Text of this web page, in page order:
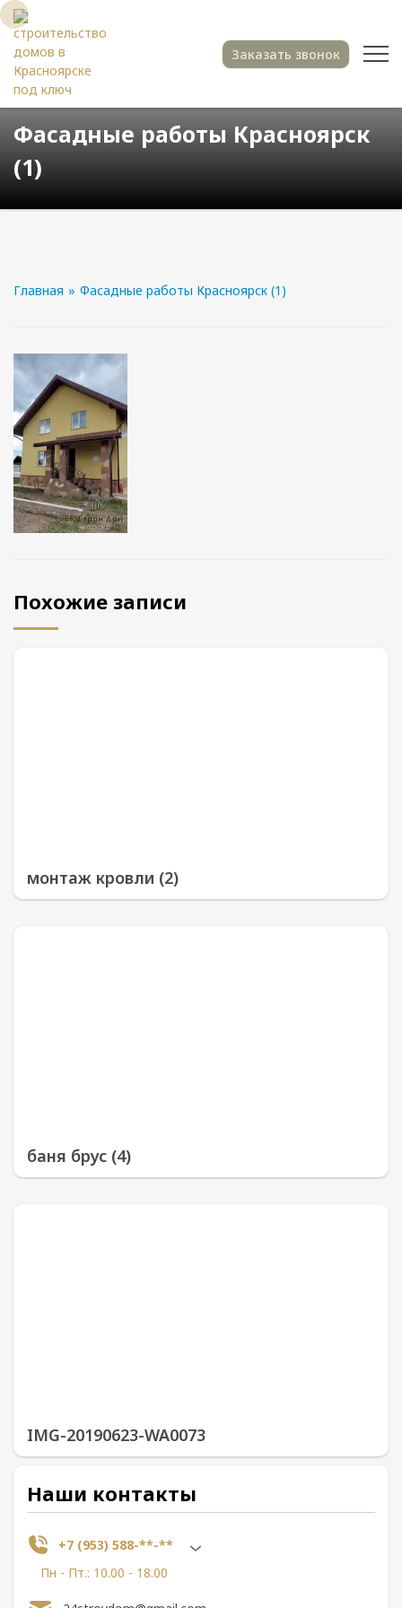
Заказать звонок
Фасадные работы Красноярск
(1)
Главная » Фасадные работы Красноярск (1)
Похожие записи
монтаж кровли (2)
баня брус (4)
IMG-20190623-WA0073
Наши контакты
+7 (953) 588-**-**
Пн - Пт.: 10.00 - 18.00